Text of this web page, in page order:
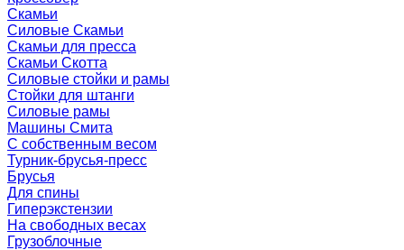
Скамьи
Силовые Скамьи
Скамьи для пресса
Скамьи Скотта
Силовые стойки и рамы
Стойки для штанги
Силовые рамы
Машины Смита
C собственным весом
Турник-брусья-пресс
Брусья
Для спины
Гиперэкстензии
На свободных весах
Грузоблочные